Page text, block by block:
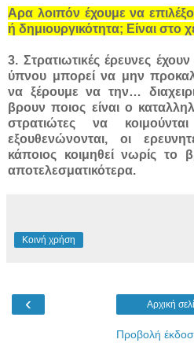
Αρα λοιπόν έχουμε να
ή δημιουργικότητα; Είναι στο
3. Στρατιωτικές έρευνες
ύπνου μπορεί να μην
να ξέρουμε να την…
βρουν ποιος είναι ο
στρατιώτες να
εξουθενώνονται, οι
κάποιος κοιμηθεί νωρίς το
αποτελεσματικότερα.
Κοινή χρήση
‹ Αρχική
Προβολή